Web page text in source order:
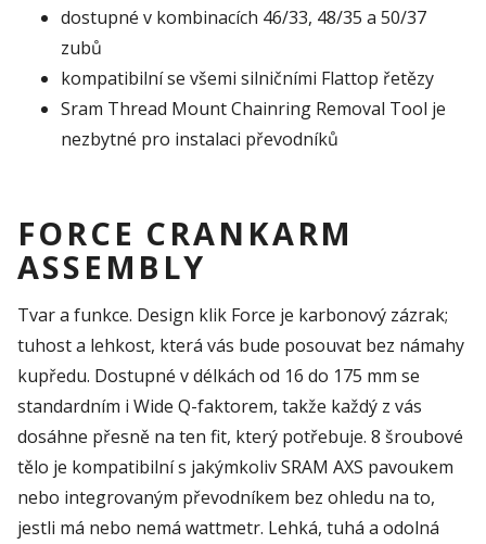
dostupné v kombinacích 46/33, 48/35 a 50/37
zubů
kompatibilní se všemi silničními Flattop řetězy
Sram Thread Mount Chainring Removal Tool je
nezbytné pro instalaci převodníků
FORCE CRANKARM
ASSEMBLY
Tvar a funkce. Design klik Force je karbonový zázrak;
tuhost a lehkost, která vás bude posouvat bez námahy
kupředu. Dostupné v délkách od 16 do 175 mm se
standardním i Wide Q-faktorem, takže každý z vás
dosáhne přesně na ten fit, který potřebuje. 8 šroubové
tělo je kompatibilní s jakýmkoliv SRAM AXS pavoukem
nebo integrovaným převodníkem bez ohledu na to,
jestli má nebo nemá wattmetr. Lehká, tuhá a odolná